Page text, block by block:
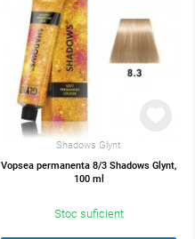
Shadows Glynt
Vopsea permanenta 8/3 Shadows Glynt,
100 ml
Stoc suficient